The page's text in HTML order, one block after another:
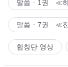
말씀ㆍ1권 ≪하
말씀ㆍ7권 ≪진
합창단 영상